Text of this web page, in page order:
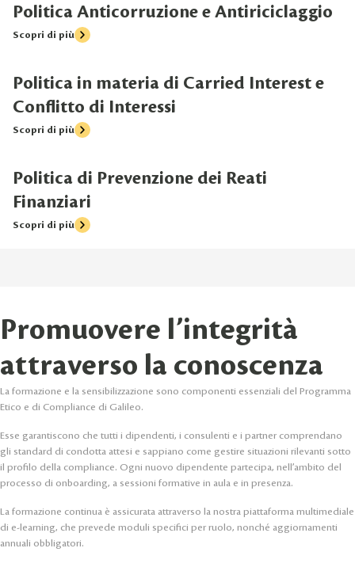
Politica Anticorruzione e Antiriciclaggio
Scopri di più
Politica in materia di Carried Interest e
Conflitto di Interessi
Scopri di più
Politica di Prevenzione dei Reati
Finanziari
Scopri di più
Promuovere l’integrità
attraverso la conoscenza
La formazione e la sensibilizzazione sono componenti essenziali del Programma
Etico e di Compliance di Galileo.
Esse garantiscono che tutti i dipendenti, i consulenti e i partner comprendano
gli standard di condotta attesi e sappiano come gestire situazioni rilevanti sotto
il profilo della compliance. Ogni nuovo dipendente partecipa, nell’ambito del
processo di onboarding, a sessioni formative in aula e in presenza.
La formazione continua è assicurata attraverso la nostra piattaforma multimediale
di e-learning, che prevede moduli specifici per ruolo, nonché aggiornamenti
annuali obbligatori.